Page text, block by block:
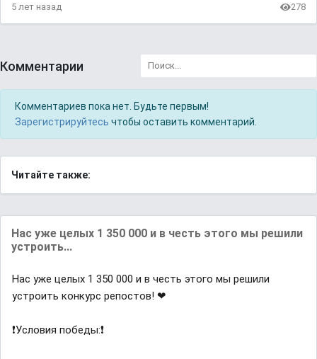
5 лет назад 278
Комментарии
Комментариев пока нет. Будьте первым!
Зарегистрируйтесь чтобы оставить комментарий.
Читайте также:
Нас уже целых 1 350 000 и в честь этого мы решили
устроить...
Нас уже целых 1 350 000 и в честь этого мы решили
устроить конкурс репостов! ❤
❗Условия победы:❗